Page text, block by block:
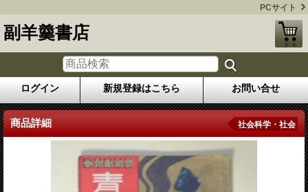
PCサイト
副羊羹書店
ログイン 新規登録はこちら お問い合せ
商品詳細 社会科学・社会